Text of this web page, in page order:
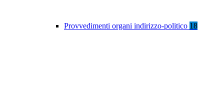
Provvedimenti organi indirizzo-politico 18